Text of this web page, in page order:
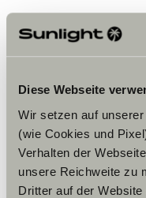
Diese Webseite
Wir setzen auf
(wie Cookies und
Verhalten der
unsere Reichweite zu
Dritter auf der
de